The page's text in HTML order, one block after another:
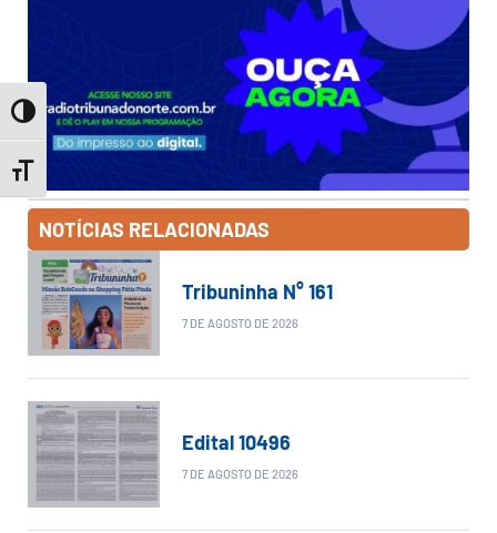
Toggle High Contrast
Toggle Font size
NOTÍCIAS RELACIONADAS
Tribuninha N° 161
7 DE AGOSTO DE 2026
Edital 10496
7 DE AGOSTO DE 2026